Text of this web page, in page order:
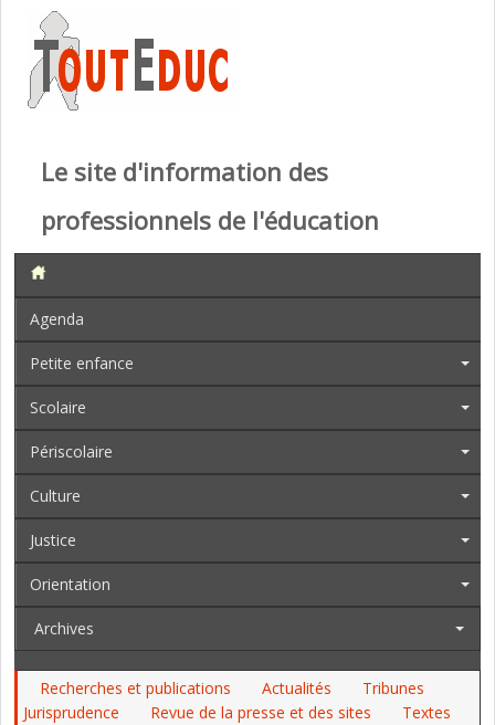
Le site d'information des
professionnels de l'éducation
Agenda
Petite enfance
Scolaire
Périscolaire
Culture
Justice
Orientation
Archives
Recherches et publications Actualités
Tribunes
Jurisprudence
Revue de la presse et des sites
Textes